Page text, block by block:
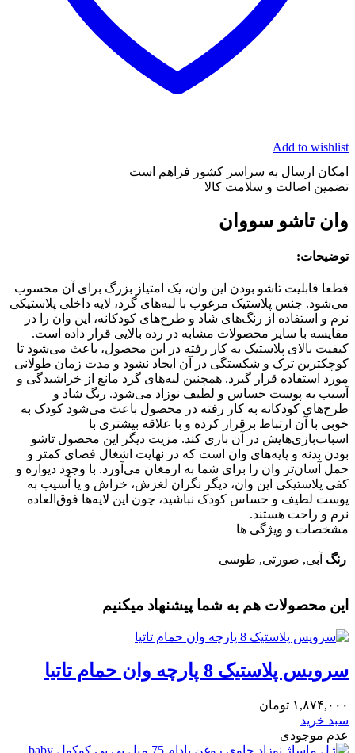
Add to wishlist
امکان ارسال به سراسر کشور فراهم است
تضمین اصالت و سلامت کالا
وان تاشو سووان
توضیحات:
قطعا قابلیت تاشو بودن این وان، یک امتیاز بزرگ برای آن محسوب
می‌شود. جنس پلاستیک مرغوب با لبه‌های گرد، لایه داخلی پلاستیکی
نرم و استفاده از رنگ‌های شاد و طرح‌های کودکانه، این وان را در
مقایسه با سایر محصولات مشابه در رده بالایی قرار داده است.
کیفیت بالای پلاستیک به کار رفته در این محصول، باعث می‌شود تا
کوچکترین ترک و شکستگی در آن ایجاد نشود و مدت زمان طولانی
مورد استفاده قرار گیرد. همچنین لبه‌های گرد مانع از خراشیدگی و
آسیب به پوست حساس و لطیف نوزاد می‌شود. رنگ شاد و
طرح‌های کودکانه به کار رفته در محصول باعث می‌شود کودک به
خوبی با آن ارتباط برقرار کرده و با علاقه بیشتری با
اسباب‌بازی‌هایش در آن بازی کند. مزیت دیگر این محصول تاشو
بودن بدنه و پایه‌های وان است که در نهایت اشغال فضای کمتر و
حمل آسان‌تر وان را برای شما به ارمغان می‌آورد. با وجود دیواره و
کفی پلاستیکی این وان، دیگر نگران لغزش، خراش و یا آسیب به
پوست لطیف و حساس کودک نباشید، چون این لایه‌ها فوق‌العاده
نرم و راحت هستند.
مشخصات و ویژگی ها
رنگ آبی, صورتی, طوسی
این محصولات هم به شما پیشنهاد میکنیم
سرویس پلاستیک 8 پارچه وان حمام تاتیا
۱,۸۷۴,۰۰۰ تومان
سبد خرید
عدم موجودی